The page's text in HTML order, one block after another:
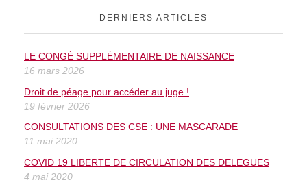
DERNIERS ARTICLES
LE CONGÉ SUPPLÉMENTAIRE DE NAISSANCE
16 mars 2026
Droit de péage pour accéder au juge !
19 février 2026
CONSULTATIONS DES CSE : UNE MASCARADE
11 mai 2020
COVID 19 LIBERTE DE CIRCULATION DES DELEGUES
4 mai 2020